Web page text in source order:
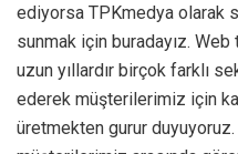
ediyorsa TPKmedya olarak
sunmak için buradayız. Web
uzun yıllardır birçok farklı
ederek müşterilerimiz için
üretmekten gurur